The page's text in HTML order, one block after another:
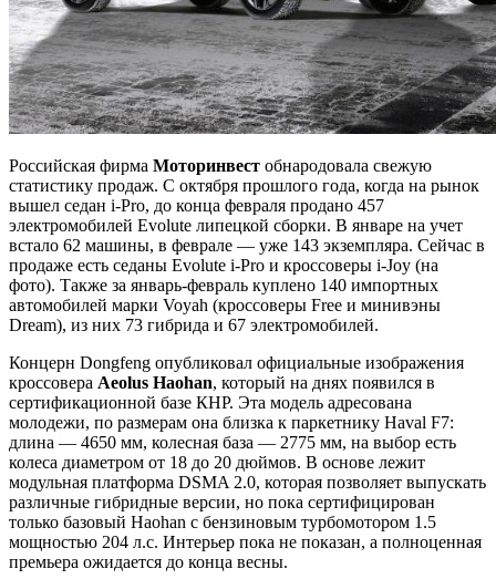
Российская фирма Моторинвест обнародовала свежую
статистику продаж. С октября прошлого года, когда на рынок
вышел седан i-Pro, до конца февраля продано 457
электромобилей Evolute липецкой сборки. В январе на учет
встало 62 машины, в феврале — уже 143 экземпляра. Сейчас в
продаже есть седаны Evolute i-Pro и кроссоверы i-Joy (на
фото). Также за январь-февраль куплено 140 импортных
автомобилей марки Voyah (кроссоверы Free и минивэны
Dream), из них 73 гибрида и 67 электромобилей.
Концерн Dongfeng опубликовал официальные изображения
кроссовера Aeolus Haohan, который на днях появился в
сертификационной базе КНР. Эта модель адресована
молодежи, по размерам она близка к паркетнику Haval F7:
длина — 4650 мм, колесная база — 2775 мм, на выбор есть
колеса диаметром от 18 до 20 дюймов. В основе лежит
модульная платформа DSMA 2.0, которая позволяет выпускать
различные гибридные версии, но пока сертифицирован
только базовый Haohan с бензиновым турбомотором 1.5
мощностью 204 л.с. Интерьер пока не показан, а полноценная
премьера ожидается до конца весны.